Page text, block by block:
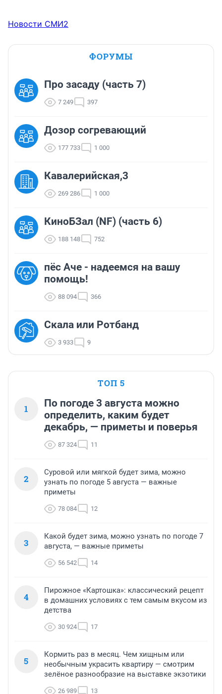
Новости СМИ2
ФОРУМЫ
Про засаду (часть 7)
7 249 397
Дозор согревающий
177 733 1 000
Кавалерийская,3
269 286 1 000
КиноБЗал (NF) (часть 6)
188 148 752
пёс Аче - надеемся на вашу
помощь!
88 094 366
Скала или Ротбанд
3 933 9
ТОП 5
1
По погоде 3 августа можно
определить, каким будет
декабрь, — приметы и поверья
87 324 11
2
Суровой или мягкой будет зима, можно
узнать по погоде 5 августа — важные
приметы
78 084 12
3
Какой будет зима, можно узнать по погоде 7
августа, — важные приметы
56 542 14
4
Пирожное «Картошка»: классический рецепт
в домашних условиях с тем самым вкусом из
детства
30 924 17
5
Кормить раз в месяц. Чем хищным или
необычным украсить квартиру — смотрим
зелёное разнообразие на выставке экзотики
26 989 13